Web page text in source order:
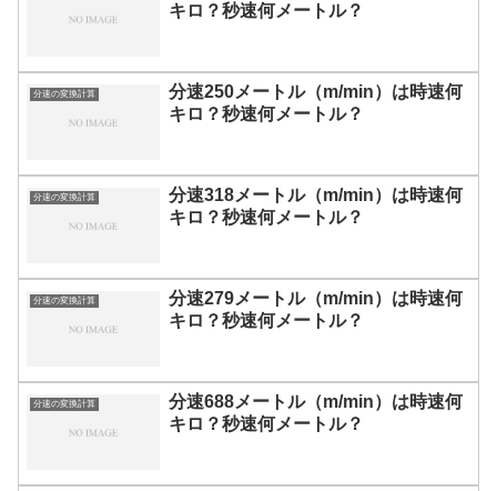
キロ？秒速何メートル？
分速の変換計算
分速250メートル（m/min）は時速何
キロ？秒速何メートル？
分速の変換計算
分速318メートル（m/min）は時速何
キロ？秒速何メートル？
分速の変換計算
分速279メートル（m/min）は時速何
キロ？秒速何メートル？
分速の変換計算
分速688メートル（m/min）は時速何
キロ？秒速何メートル？